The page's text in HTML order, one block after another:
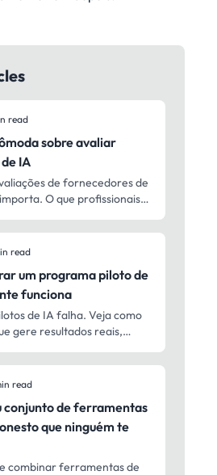
read
sobre avaliar
IA
de fornecedores de
O que profissionais
testes reais e evitar as
meses de
read
um programa piloto de
funciona
de IA falha. Veja como
gere resultados reais,
read
conjunto de ferramentas
que ninguém te
combinar ferramentas de